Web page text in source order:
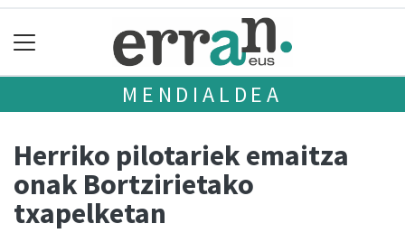
MENDIALDEA
Herriko pilotariek emaitza
onak Bortzirietako
txapelketan